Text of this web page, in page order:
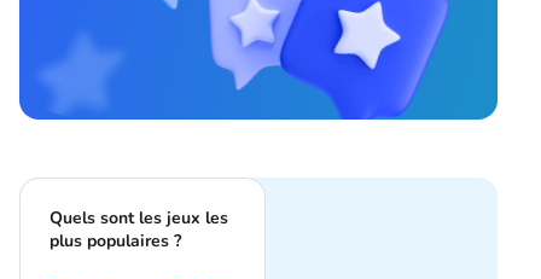
Quels sont les jeux les
plus populaires ?